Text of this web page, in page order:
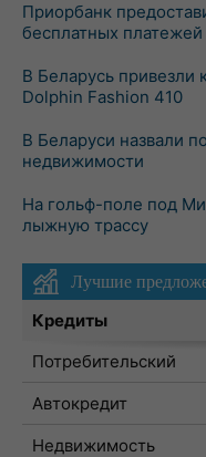
Приорбанк
бесплатных
В Беларусь привезли
Dolphin Fashion 410
В Беларуси назвали
недвижимости
На гольф-поле под
лыжную трассу
Лучшие
Кредиты
Потребительский
Автокредит
Недвижимость